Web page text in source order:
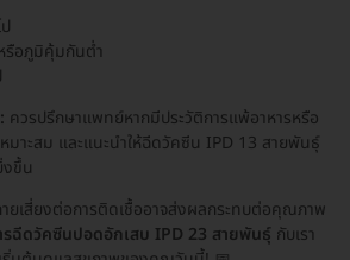
รือภูมิคุ้มกันต่ำ
ควรปรึกษาแพทย์หากมีประวัติการแพ้อาหารหรือ
หมาะสม และแนะนำให้ฉีดวัคซีน IPD 13 สายพันธุ์
ขึ้น
ยเสี่ยงต่อการติดเชื้ออาจส่งผลกระทบต่อคุณภาพ
รฉีดวัคซีนปอดอักเสบ IPD 23 สายพันธุ์ กับเรา